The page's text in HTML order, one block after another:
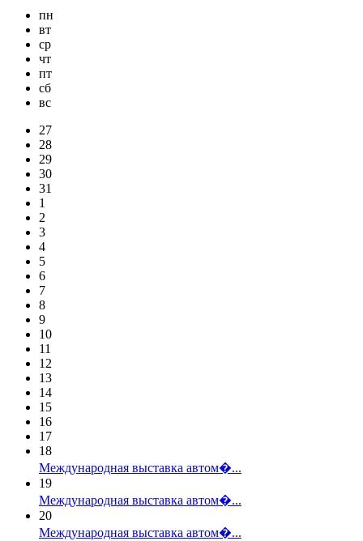
пн
вт
ср
чт
пт
сб
вс
27
28
29
30
31
1
2
3
4
5
6
7
8
9
10
11
12
13
14
15
16
17
18
Международная выставка автом�...
19
Международная выставка автом�...
20
Международная выставка автом�...